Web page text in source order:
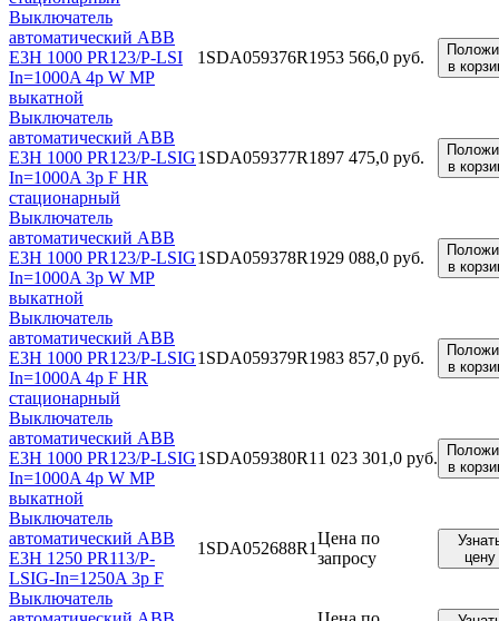
Выключатель
автоматический ABB
E3H 1000 PR123/P-LSI
In=1000A 4p W MP
выкатной
1SDA059376R1953 566,0 руб.
в
Выключатель
автоматический ABB
E3H 1000 PR123/P-LSIG
In=1000A 3p F HR
стационарный
1SDA059377R1897 475,0 руб.
в
Выключатель
автоматический ABB
E3H 1000 PR123/P-LSIG
In=1000A 3p W MP
выкатной
1SDA059378R1929 088,0 руб.
в
Выключатель
автоматический ABB
E3H 1000 PR123/P-LSIG
In=1000A 4p F HR
стационарный
1SDA059379R1983 857,0 руб.
в
Выключатель
автоматический ABB
E3H 1000 PR123/P-LSIG
In=1000A 4p W MP
выкатной
1SDA059380R1 1 023 301,0 руб.
в
Выключатель
автоматический ABB
E3H 1250 PR113/P-
LSIG-In=1250A 3p F
1SDA052688R1
Цена по
запросу
цену
Выключатель